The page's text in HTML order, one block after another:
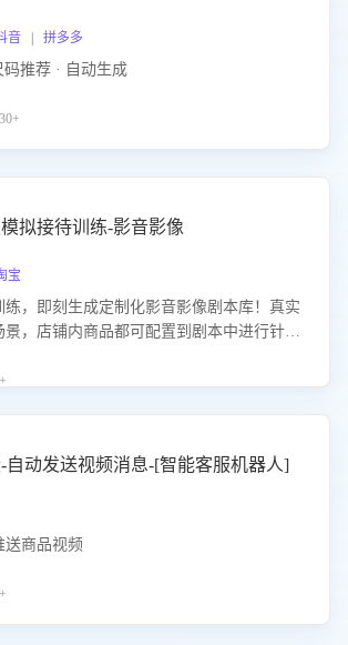
音 | 拼多多
推荐 · 自动生成
拟接待训练-影音影像
宝
练，即刻生成定制化影音影像剧本库！真实
景，店铺内商品都可配置到剧本中进行针对
快速获取影音影像类目剧本，一键开启客服
自动发送视频消息-[智能客服机器人]
送商品视频